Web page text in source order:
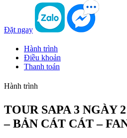
Đặt ngay
Hành trình
Điều khoản
Thanh toán
Hành trình
TOUR SAPA 3 NGÀY
– BẢN CÁT CÁT –